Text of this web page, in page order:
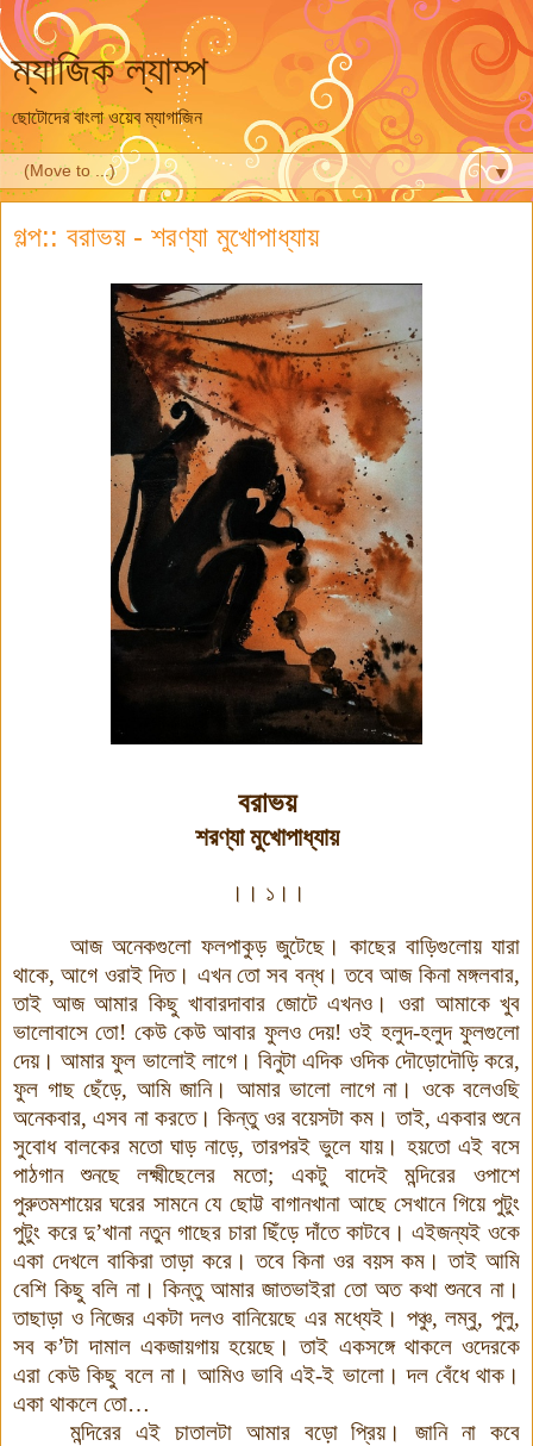
ম্যাজিক ল্যাম্প
ছোটোদের বাংলা ওয়েব ম্যাগাজিন
▼
গল্প:: বরাভয় - শরণ্যা মুখোপাধ্যায়
বরাভয়
শরণ্যা মুখোপাধ্যায়
।। ১ ।।
আজ অনেকগুলো ফলপাকুড় জুটেছে । কাছের বাড়িগুলোয় যারা
থাকে,আগে ওরাই দিত। এখন তো সব বন্ধ। তবে আজ কিনা মঙ্গলবার,
তাই আজ আমার কিছু খাবারদাবার জোটে এখনও । ওরা আমাকে খুব
ভালোবাসে তো! কেউ কেউ আবার ফুলও দেয়!ওই হলুদ-হলুদ ফুলগুলো
দেয়। আমার ফুল ভালোই লাগে। বিনুটা এদিক ওদিক দৌড়োদৌড়ি করে,
ফুল গাছ ছেঁড়ে, আমি জানি। আমার ভালো লাগে না । ওকে বলেওছি
অনেকবার,এসব না করতে। কিন্তু ওর বয়েসটা কম । তাই, একবার শুনে
সুবোধ বালকের মতো ঘাড় নাড়ে,তারপরই ভুলে যায়। হয়তো এই বসে
পাঠগান
শুনছে লক্ষ্মীছেলের মতো; একটু বাদেই মন্দিরের
ওপাশে
পুরুতমশায়ের ঘরের সামনে যে ছোট্ট বাগানখানা আছে সেখানে গিয়ে পুটুং
পুটুং করে দু’খানা নতুন গাছের চারা ছিঁড়ে দাঁতে কাটবে। এইজন্যই ওকে
একা দেখলে বাকিরা তাড়া করে । তবে কিনা ওর বয়স কম । তাই আমি
বেশি কিছু বলি না। কিন্তু আমার জাতভাইরা তো অত কথা শুনবে না ।
তাছাড়া ও নিজের একটা দলও বানিয়েছে এর মধ্যেই । পঞ্চু,লম্বু,পুলু,
সব ক’টা দামাল একজায়গায় হয়েছে । তাই একসঙ্গে থাকলে ওদেরকে
এরা কেউ কিছু বলে না। আমিও ভাবি এই-ই ভালো। দল বেঁধে থাক ।
একা থাকলে তো…
মন্দিরের এই চাতালটা আমার বড়ো প্রিয়। জানি না কবে